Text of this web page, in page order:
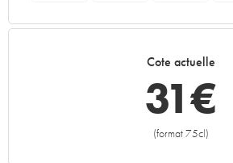
Cote actuelle
31€
(format 75cl)